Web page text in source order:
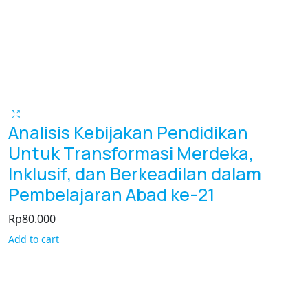
Analisis Kebijakan Pendidikan
Untuk Transformasi Merdeka,
Inklusif, dan Berkeadilan dalam
Pembelajaran Abad ke-21
Rp80.000
Add to cart